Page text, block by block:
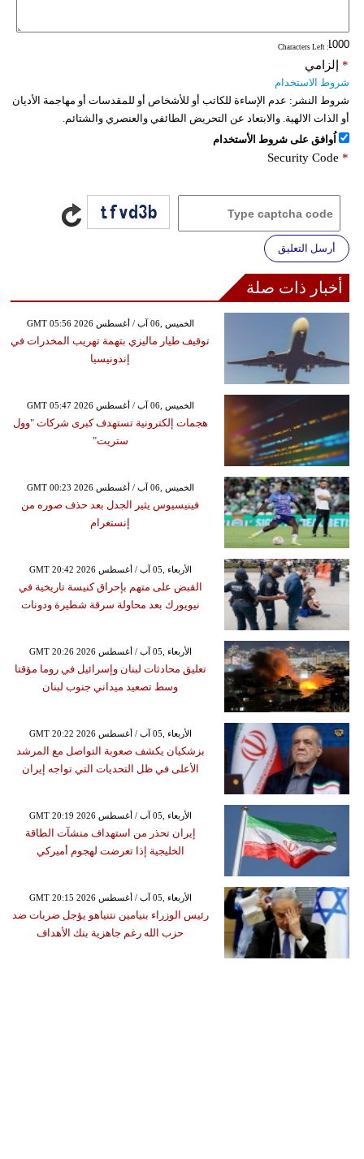
: Characters Left
إلزامي *
شروط الاستخدام
شروط النشر: عدم الإساءة للكاتب أو للأشخاص أو للمقدسات أو مهاجمة الأديان
أو الذات الالهية. والابتعاد عن التحريض الطائفي والعنصري والشتائم.
اُوافق على شروط الأستخدام
Security Code *
أرسل التعليق
أخبار ذات صلة
GMT 05:56 2026 الخميس ,06 آب / أغسطس
توقيف طيار ماليزي بتهمة تهريب المخدرات في
إندونيسيا
GMT 05:47 2026 الخميس ,06 آب / أغسطس
هجمات إلكترونية تستهدف كبرى شركات "وول
ستريت"
GMT 00:23 2026 الخميس ,06 آب / أغسطس
فينيسيوس يثير الجدل بعد حذف صوره من
إنستغرام
GMT 20:42 2026 الأربعاء ,05 آب / أغسطس
القبض على متهم بإحراق كنيسة تاريخية في
نيويورك بعد محاولة سرقة شطيرة ودونات
GMT 20:26 2026 الأربعاء ,05 آب / أغسطس
تعليق محادثات لبنان وإسرائيل في روما مؤقتا
وسط تصعيد ميداني جنوب لبنان
GMT 20:22 2026 الأربعاء ,05 آب / أغسطس
بزشكيان يكشف صعوبة التواصل مع المرشد
الأعلى في ظل التحديات التي تواجه إيران
GMT 20:19 2026 الأربعاء ,05 آب / أغسطس
إيران تحذر من استهداف منشآت الطاقة
الخليجية إذا تعرضت لهجوم أميركي
GMT 20:15 2026 الأربعاء ,05 آب / أغسطس
رئيس الوزراء بنيامين نتنياهو يؤجل ضربات ضد
حزب الله رغم جاهزية بنك الأهداف